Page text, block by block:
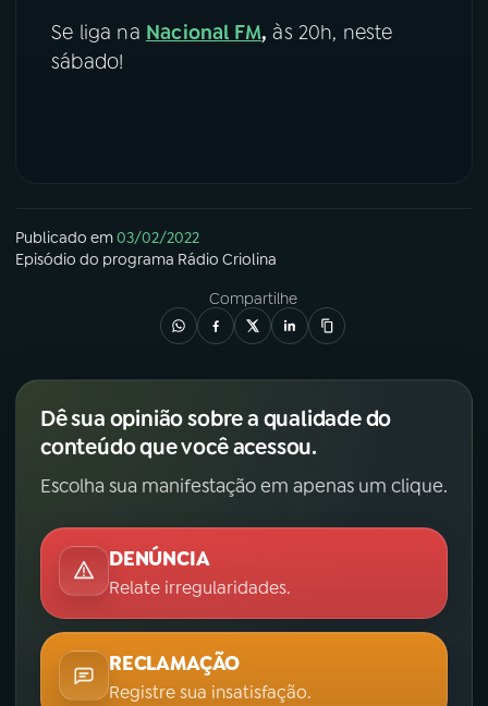
ACOMPANHE A RÁDIO NACIONAL
Se liga na Nacional FM, às 20h, neste
sábado!
Publicado em03/02/2022
Episódio do programa Rádio Criolina
Compartilhe
Dê sua opinião sobre a qualidade do
conteúdo que você acessou.
Escolha sua manifestação em apenas um clique.
DENÚNCIA
Relate irregularidades.
RECLAMAÇÃO
Registre sua insatisfação.